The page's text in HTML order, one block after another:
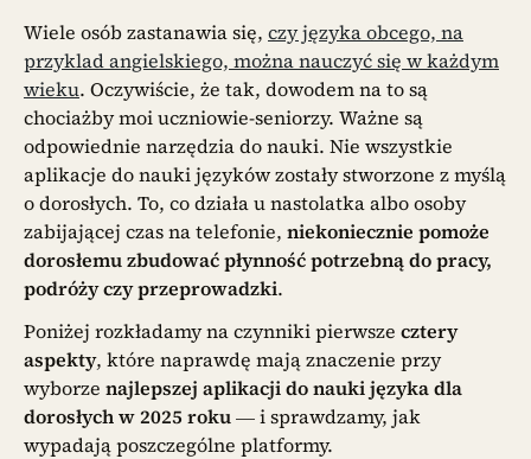
Wiele osób zastanawia się, czy języka obcego, na
przyklad angielskiego, można nauczyć się w każdym
wieku. Oczywiście, że tak, dowodem na to są
chociażby moi uczniowie-seniorzy. Ważne są
odpowiednie narzędzia do nauki. Nie wszystkie
aplikacje do nauki języków zostały stworzone z myślą
o dorosłych. To, co działa u nastolatka albo osoby
zabijającej czas na telefonie, niekoniecznie pomoże
dorosłemu zbudować płynność potrzebną do pracy,
podróży czy przeprowadzki.
Poniżej rozkładamy na czynniki pierwsze cztery
aspekty, które naprawdę mają znaczenie przy
wyborze najlepszej aplikacji do nauki języka dla
dorosłych w 2025 roku— i sprawdzamy, jak
wypadają poszczególne platformy.